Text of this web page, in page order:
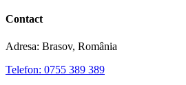
Contact
Adresa: Brasov, România
Telefon: 0755 389 389